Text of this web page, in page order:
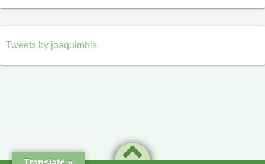
Tweets by joaquimhls